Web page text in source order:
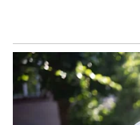
ಕಾಯ್ದೆ ಅಡಿಯಲ್ಲಿ